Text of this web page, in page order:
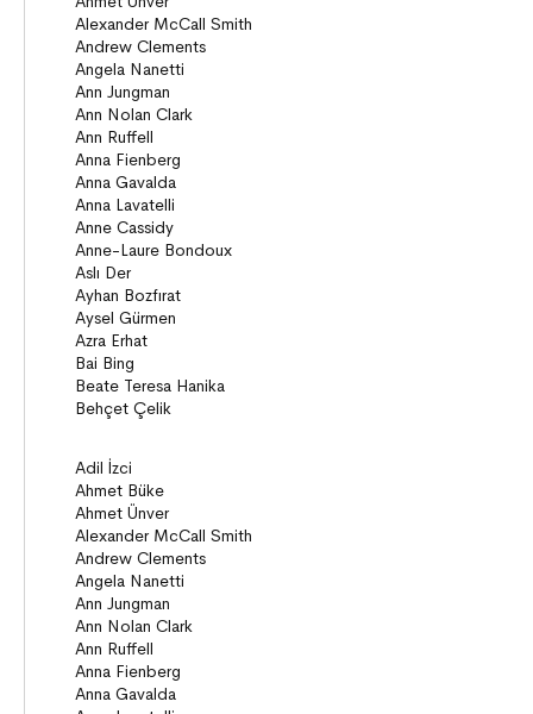
Anlatı
Seçki
Köprü Kitaplar (10+)
Roman
Öyküler
Anlatı
ON8 (15+)
Roman
Diziler
Öyküler
Anlatı
Gizemli Maceralar Koleksiyonu
Diziler
Behiç Ak Yetişkin Kitapları
Öykü